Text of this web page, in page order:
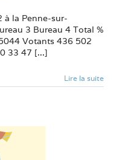
à la Penne-sur-
3 Bureau 4 Total %
Votants 436 502
33 47 [...]
Lire la suite